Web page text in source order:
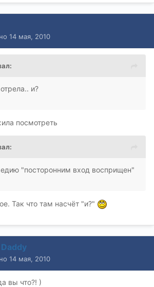
14 мая, 2010
и?
посмотреть
"посторонним вход восприщен"
Так что там насчёт "и?"
14 мая, 2010
вы что?! )